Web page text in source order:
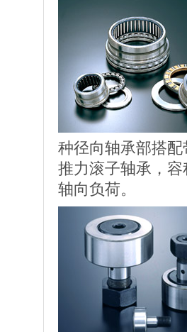
种径向轴承部搭
推力滚子轴承，
轴向负荷。